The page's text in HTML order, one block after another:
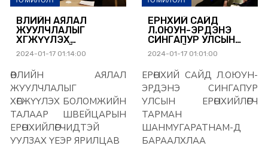
ӨВЛИЙН АЯЛАЛ
ЖУУЛЧЛАЛЫГ
ХӨГЖҮҮЛЭХ
БОЛОМЖИЙН
ТАЛААР
ШВЕЙЦАРЫН
ЕРӨНХИЙЛӨГЧТЭЙ
УУЛЗАХ ҮЕЭР
ЯРИЛЦЛАА
2024-01-17 01:14:00
ӨВЛИЙН АЯЛАЛ
ЖУУЛЧЛАЛЫГ
ХӨГЖҮҮЛЭХ БОЛОМЖИЙН
ТАЛААР ШВЕЙЦАРЫН
ЕРӨНХИЙЛӨГЧИДТЭЙ
УУЛЗАХ ҮЕЭР ЯРИЛЦАВ
ЕРӨНХИЙ САЙД
Л.ОЮУН-ЭРДЭНЭ
СИНГАПУР УЛСЫН
ЕРӨНХИЙЛӨГЧ ТАРМАН
ШАНМУГАРАТНАМ-Д
БАРААЛХЛАА
2024-01-17 01:01:00
ЕРӨНХИЙ САЙД Л.ОЮУН-
ЭРДЭНЭ СИНГАПУР
УЛСЫН ЕРӨНХИЙЛӨГЧ
ТАРМАН
ШАНМУГАРАТНАМ-Д
БАРААЛХЛАА